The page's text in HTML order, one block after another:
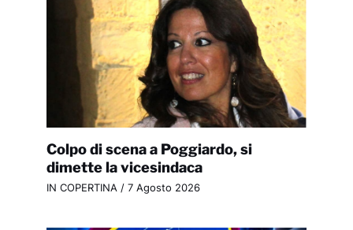
Colpo di scena a Poggiardo, si
dimette la vicesindaca
IN COPERTINA/ 7 Agosto 2026